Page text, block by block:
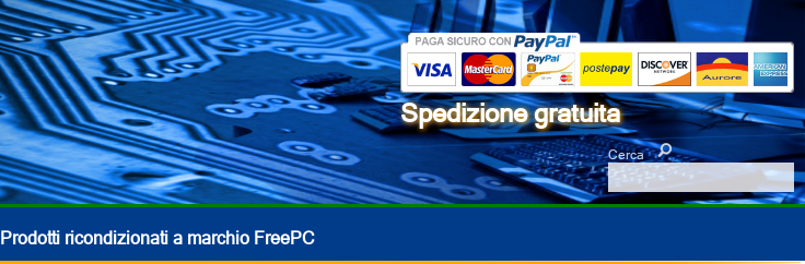
Prodotti ricondizionati a marchio FreePC
Cerca
Spedizione gratuita